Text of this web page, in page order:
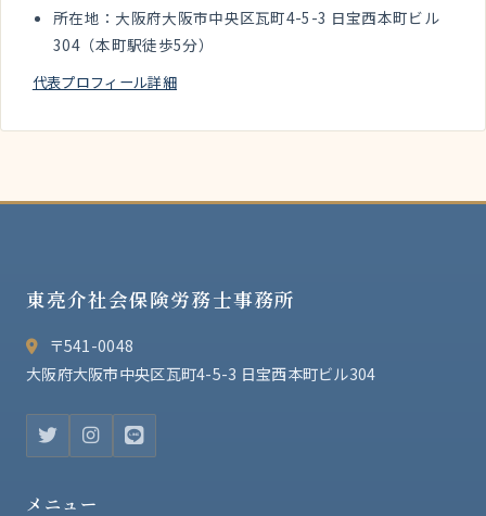
所在地：大阪府大阪市中央区瓦町4-5-3 日宝西本町ビル
304（本町駅徒歩5分）
代表プロフィール詳細
東亮介社会保険労務士事務所
〒541-0048
大阪府大阪市中央区瓦町4-5-3 日宝西本町ビル304
メニュー